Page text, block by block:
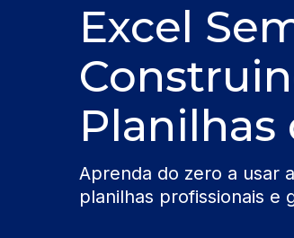
Excel
Aprenda do zero a usar
planilhas profissionais e